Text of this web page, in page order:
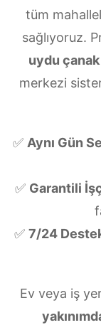
tüm
sağlıyoruz.
uydu
merkezi
✅ Aynı Gün
✅ Garantili
✅ 7/24
Ev veya iş